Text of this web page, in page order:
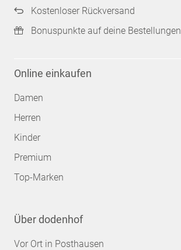
Kostenloser Rückversand
Bonuspunkte auf deine Bestellungen
Online einkaufen
Damen
Herren
Kinder
Premium
Top-Marken
Über dodenhof
Vor Ort in Posthausen